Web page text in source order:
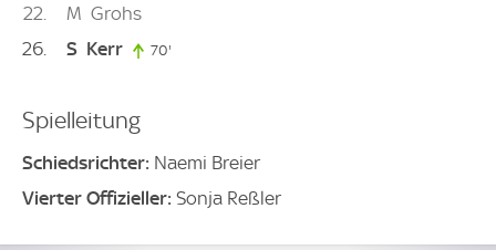
22 M Grohs
26
S Kerr 70'
Spielleitung
Schiedsrichter: Naemi Breier
Vierter Offizieller: Sonja Reßler